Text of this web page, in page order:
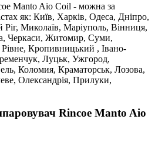
Manto Aio Coil - можна за
як: Київ, Харків, Одеса, Дніпро,
Миколаїв, Маріуполь, Вінниця,
Черкаси, Житомир, Суми,
Кропивницький , Івано-
Луцьк, Ужгород,
Коломия, Краматорськ, Лозова,
Олександрія, Прилуки,
Rincoe Manto Aio